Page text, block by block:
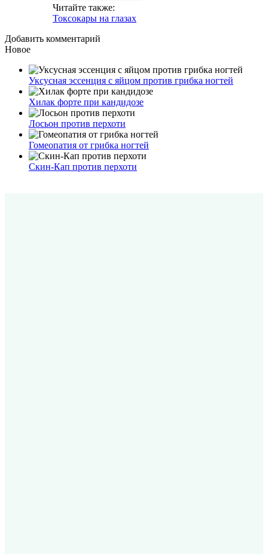
Читайте также:
Токсокары на глазах
Добавить комментарий
Новое
Уксусная эссенция с яйцом против грибка ногтей
Хилак форте при кандидозе
Лосьон против перхоти
Гомеопатия от грибка ногтей
Скин-Кап против перхоти